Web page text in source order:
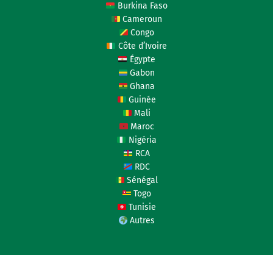
Burkina Faso
Cameroun
Congo
Côte d’Ivoire
Égypte
Gabon
Ghana
Guinée
Mali
Maroc
Nigéria
RCA
RDC
Sénégal
Togo
Tunisie
Autres